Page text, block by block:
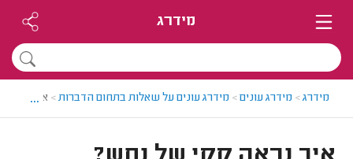
מידרג
מידרג> מידרג עונים> מידרג עונים על שאלות בתחום הדברות> איך
...